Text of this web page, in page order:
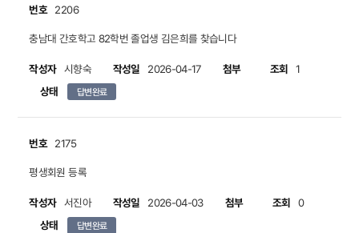
번호 2206
충남대 간호학고 82학번 졸업생 김은희를 찾습니다
작성자 시향숙 작성일 2026-04-17 첨부 조회 1
상태 답변완료
번호 2175
평생회원 등록
작성자 서진아 작성일 2026-04-03 첨부 조회 0
상태 답변완료